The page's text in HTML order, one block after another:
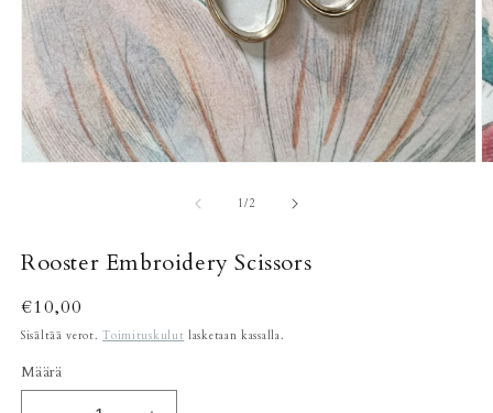
1//2
Rooster Embroidery Scissors
Normaalihinta
€10,00
Sisältää verot.Toimituskulut lasketaan kassalla.
Määrä